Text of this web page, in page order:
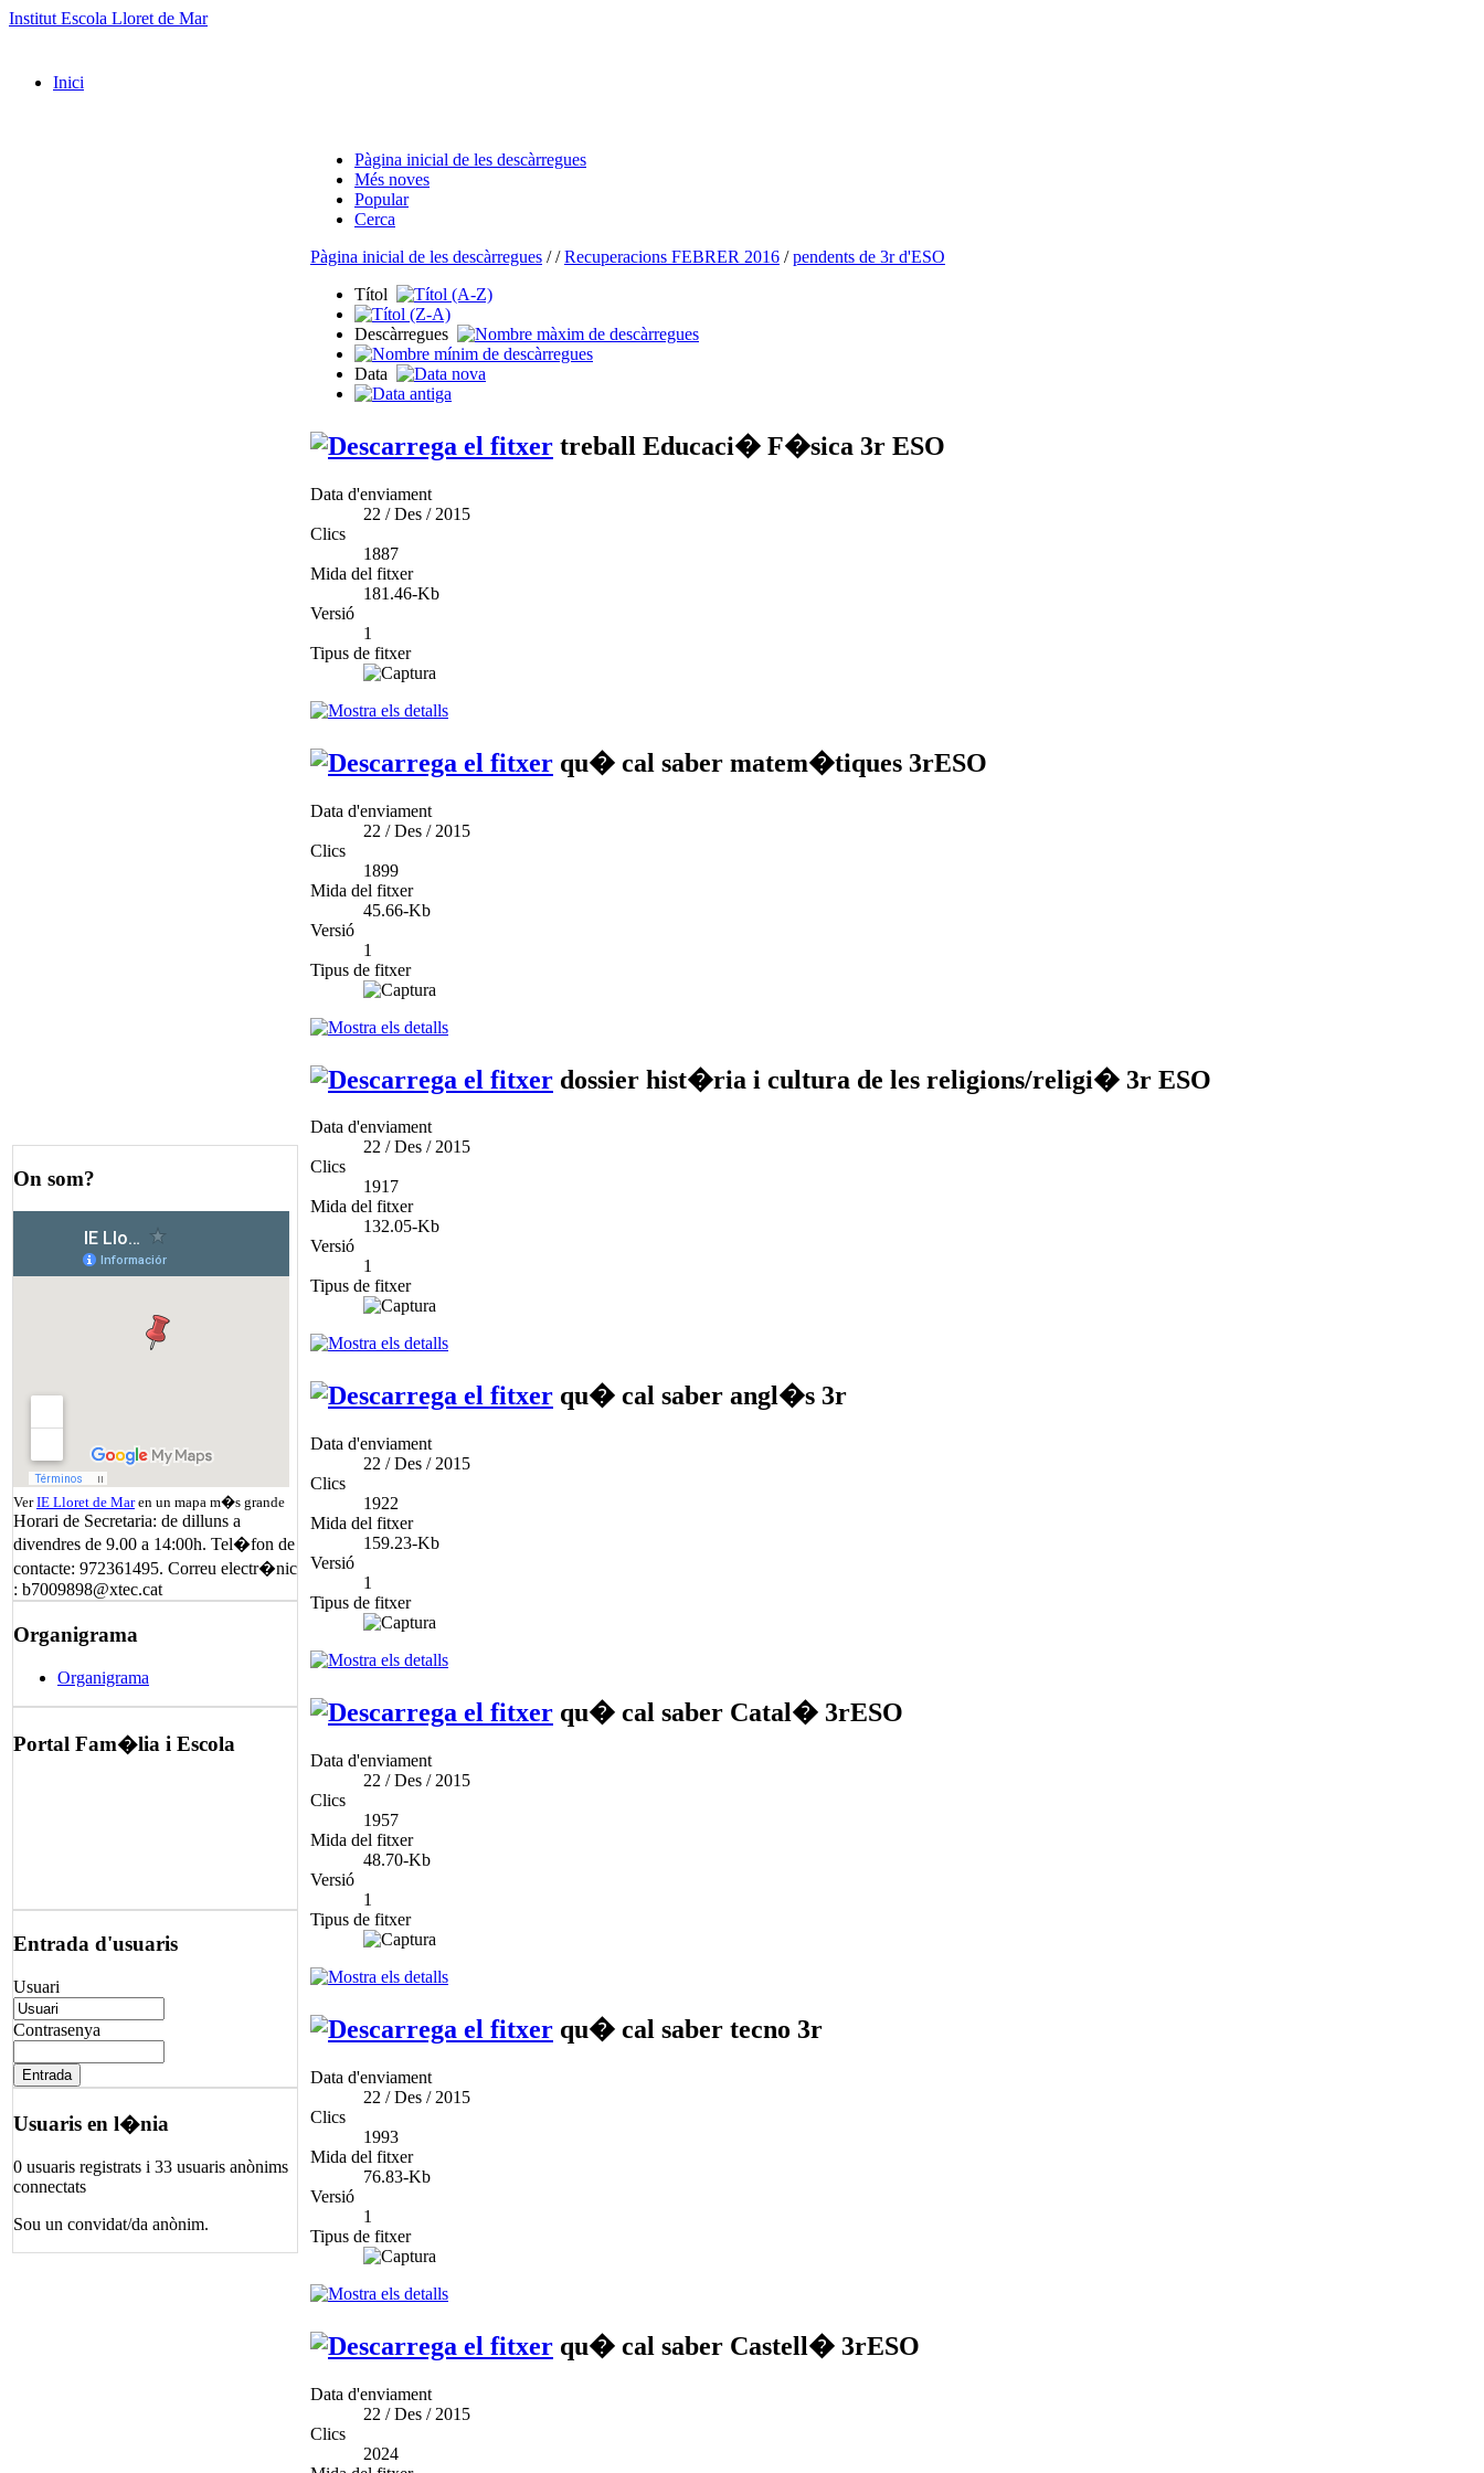
Institut Escola Lloret de Mar
Inici
On som?
VerIE Lloret de Maren un mapa m�s grande
Horari de Secretaria: de dilluns a
divendres de 9.00 a 14:00h. Tel�fon de
contacte: 972361495. Correu electr�nic
: b7009898@xtec.cat
Organigrama
Organigrama
Portal Fam�lia i Escola
Entrada d'usuaris
Usuari
Contrasenya
Usuaris en l�nia
0 usuaris registrats i 33 usuaris anònims
connectats
Sou un convidat/da anònim.
Pàgina inicial de les descàrregues
Més noves
Popular
Cerca
Pàgina inicial de les descàrregues //Recuperacions FEBRER 2016 /pendents de 3r d'ESO
Títol
Descàrregues
Data
treball Educaci� F�sica 3r ESO
Data d'enviament
22 / Des / 2015
Clics
1887
Mida del fitxer
181.46-Kb
Versió
1
Tipus de fitxer
qu� cal saber matem�tiques 3rESO
Data d'enviament
22 / Des / 2015
Clics
1899
Mida del fitxer
45.66-Kb
Versió
1
Tipus de fitxer
dossier hist�ria i cultura de les religions/religi� 3r ESO
Data d'enviament
22 / Des / 2015
Clics
1917
Mida del fitxer
132.05-Kb
Versió
1
Tipus de fitxer
qu� cal saber angl�s 3r
Data d'enviament
22 / Des / 2015
Clics
1922
Mida del fitxer
159.23-Kb
Versió
1
Tipus de fitxer
qu� cal saber Catal� 3rESO
Data d'enviament
22 / Des / 2015
Clics
1957
Mida del fitxer
48.70-Kb
Versió
1
Tipus de fitxer
qu� cal saber tecno 3r
Data d'enviament
22 / Des / 2015
Clics
1993
Mida del fitxer
76.83-Kb
Versió
1
Tipus de fitxer
qu� cal saber Castell� 3rESO
Data d'enviament
22 / Des / 2015
Clics
2024